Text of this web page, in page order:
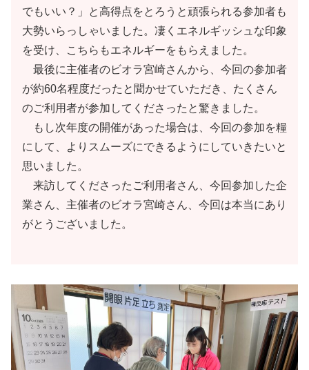
でもいい？」と高得点をとろうと頑張られる参加者も
大勢いらっしゃいました。凄くエネルギッシュな印象
を受け、こちらもエネルギーをもらえました。
最後に主催者のビオラ宮崎さんから、今回の参加者
が約60名程度だったと聞かせていただき、たくさん
のご利用者が参加してくださったと驚きました。
もし次年度の開催があった場合は、今回の参加を糧
にして、よりスムーズにできるようにしていきたいと
思いました。
来訪してくださったご利用者さん、今回参加した企
業さん、主催者のビオラ宮崎さん、今回は本当にあり
がとうございました。